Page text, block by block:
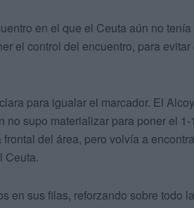
en el que el Ceuta aún no
el control del encuentro, para evitar
para igualar el marcador. El
supo materializar para poner el 1-
del área, pero volvía a
Ceuta.
en sus filas, reforzando sobre todo